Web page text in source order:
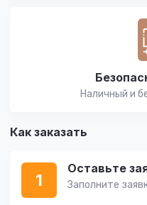
Наличный и
Как заказать
1
Оставьте
Заполните